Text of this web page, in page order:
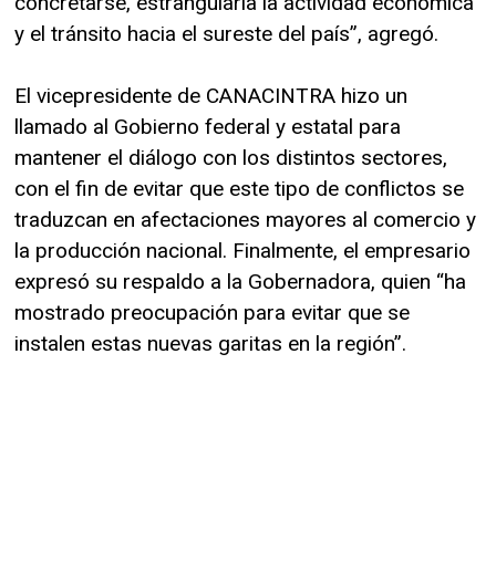
y el tránsito hacia el sureste del país”, agregó.
El vicepresidente de CANACINTRA hizo un
llamado al Gobierno federal y estatal para
mantener el diálogo con los distintos sectores,
con el fin de evitar que este tipo de conflictos se
traduzcan en afectaciones mayores al comercio y
la producción nacional. Finalmente, el empresario
expresó su respaldo a la Gobernadora, quien “ha
mostrado preocupación para evitar que se
instalen estas nuevas garitas en la región”.